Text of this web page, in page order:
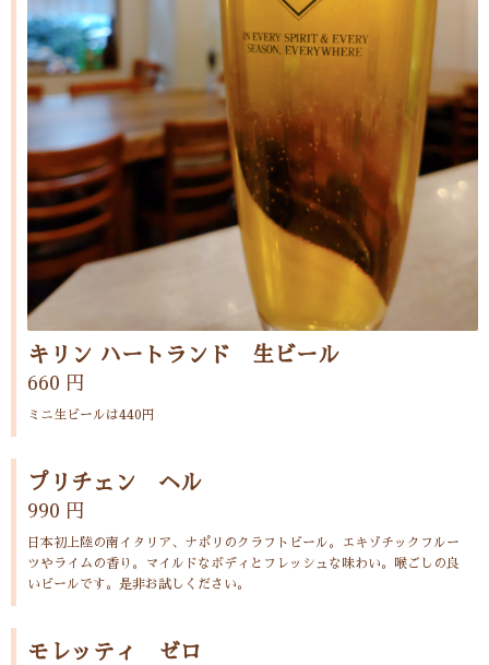
キリン ハートランド 生ビール
660 円
ミニ生ビールは440円
プリチェン ヘル
990 円
日本初上陸の南イタリア、ナポリのクラフトビール。エキゾチックフルー
ツやライムの香り。マイルドなボディとフレッシュな味わい。喉ごしの良
いビールです。是非お試しください。
モレッティ ゼロ